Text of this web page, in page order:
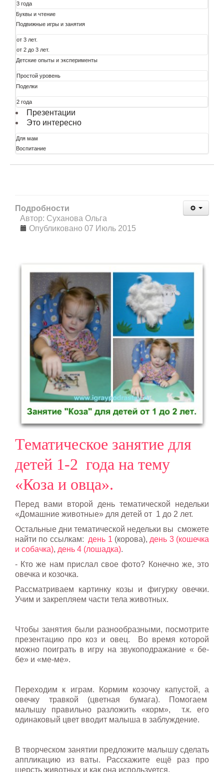
3 года
Буквы и чтение
Подвижные игры и занятия
от 3 лет.
от 2 до 3 лет.
Детские опыты и эксперименты
Простой уровень
Поделки
2 года
Презентации
Это интересно
Для мам
Воспитание
Подробности
Автор: Суханова Ольга
Опубликовано 07 Июль 2015
Тематическое занятие для
детей 1-2 года на тему
«Коза и овца».
Перед вами второй день тематической недельки
«Домашние животные» для детей от 1 до 2 лет.
Остальные дни тематической недельки вы сможете
найти по ссылкам: день 1 (корова), день 3 (кошечка
и собачка), день 4 (лошадка).
- Кто же нам прислал свое фото? Конечно же, это
овечка и козочка.
Рассматриваем картинку козы и фигурку овечки.
Учим и закрепляем части тела животных.
Чтобы занятия были разнообразными, посмотрите
презентацию про коз и овец. Во время которой
можно поиграть в игру на звукоподражание « бе-
бе» и «ме-ме».
Переходим к играм. Кормим козочку капустой, а
овечку травкой (цветная бумага). Помогаем
малышу правильно разложить «корм», т.к. его
одинаковый цвет вводит малыша в заблуждение.
В творческом занятии предложите малышу сделать
аппликацию из ваты. Расскажите ещё раз про
шерсть животных и как она используется.